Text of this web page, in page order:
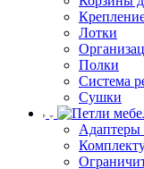
Лотки
Полки
Система
Сушки
Адаптеры